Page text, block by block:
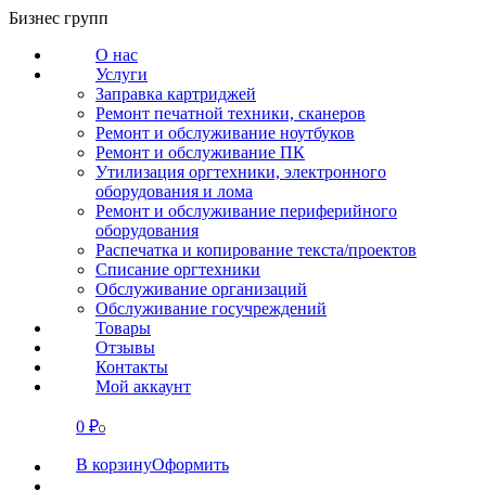
Перейти
содержанию
Бизнес групп
О нас
Услуги
Заправка картриджей
Ремонт печатной техники, сканеров
Ремонт и обслуживание ноутбуков
Ремонт и обслуживание ПК
Утилизация оргтехники, электронного
оборудования и лома
Ремонт и обслуживание периферийного
оборудования
Распечатка и копирование текста/проектов
Списание оргтехники
Обслуживание организаций
Обслуживание госучреждений
Товары
Отзывы
Контакты
Мой аккаунт
0 ₽0
В корзинуОформить
СВЯЗАТЬСЯ
О нас